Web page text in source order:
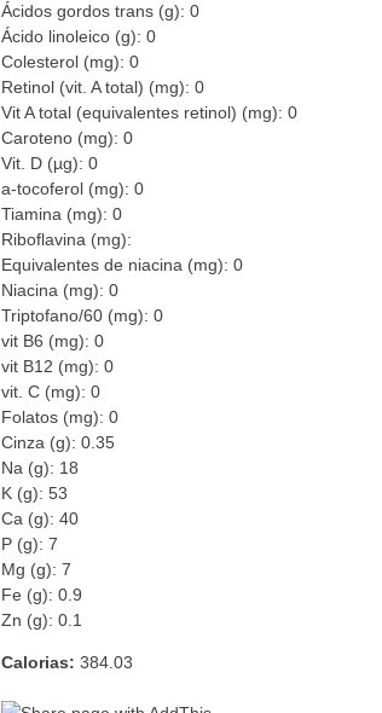
Ácidos gordos trans (g): 0
Ácido linoleico (g): 0
Colesterol (mg): 0
Retinol (vit. A total) (mg): 0
Vit A total (equivalentes retinol) (mg): 0
Caroteno (mg): 0
Vit. D (µg): 0
a-tocoferol (mg): 0
Tiamina (mg): 0
Riboflavina (mg):
Equivalentes de niacina (mg): 0
Niacina (mg): 0
Triptofano/60 (mg): 0
vit B6 (mg): 0
vit B12 (mg): 0
vit. C (mg): 0
Folatos (mg): 0
Cinza (g): 0.35
Na (g): 18
K (g): 53
Ca (g): 40
P (g): 7
Mg (g): 7
Fe (g): 0.9
Zn (g): 0.1
Calorias: 384.03